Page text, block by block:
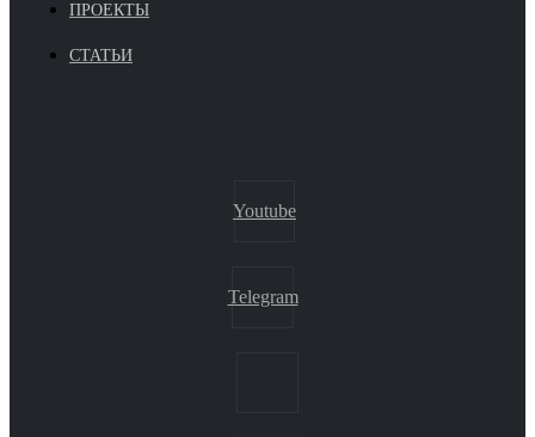
ПРОЕКТЫ
СТАТЬИ
Youtube
Telegram